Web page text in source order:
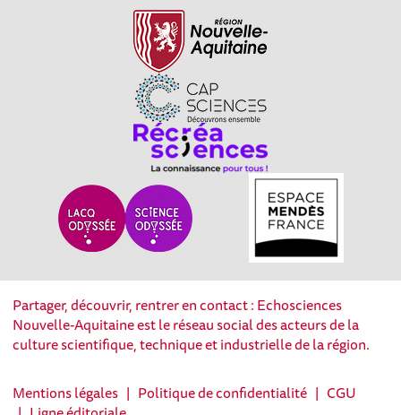
Partager, découvrir, rentrer en contact : Echosciences
Nouvelle-Aquitaine est le réseau social des acteurs de la
culture scientifique, technique et industrielle de la région.
Mentions légales | Politique de confidentialité | CGU